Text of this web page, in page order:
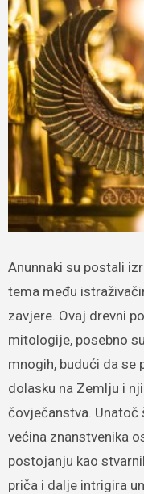
Anunnaki su postali izrazito zanimljiva i kontroverzna
tema među
zavjere. Ovaj drevni
mitologije, posebno
mnogih, budući da se
dolasku na Zemlju i
čovječanstva. Unatoč
većina znanstvenika
postojanju kao
priča i dalje intrigira